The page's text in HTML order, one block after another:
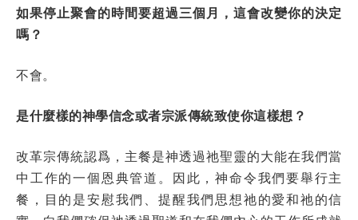
如果停止聚會的時間要超過三個月，這會改變你的決定
嗎？
不會。
是什麼樣的神學信念或者宗派傳統致使你這樣想？
改革宗傳統認爲，主餐是神透過祂聖靈的大能在我們當
中工作的一個恩典管道。因此，神命令我們要舉行主
餐，目的是安慰我們、提醒我們思想祂的愛和祂的信